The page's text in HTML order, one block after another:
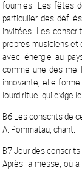
fournies. Les fêtes
particulier des
invitées. Les
propres musiciens et
avec énergie au
comme une des
innovante, elle
lourd rituel qui exige
B6 Les conscrits de
A. Pommatau, chant.
B7 Jour des conscrits
Après la messe, où